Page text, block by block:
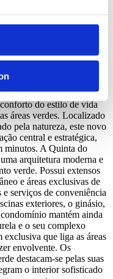
de 4.600 m2,
conjunto exclusivo de
do estilo de vida
áreas verdes. Localizado
pela natureza, este novo
central e estratégica,
minutos. A Quinta do
arquitetura moderna e
verde. Possui extensos
e áreas exclusivas de
serviços de conveniência
exteriores, o ginásio,
mantém ainda
e o seu complexo
exclusiva que liga as áreas
envolvente. Os
destacam-se pelas suas
o interior sofisticado